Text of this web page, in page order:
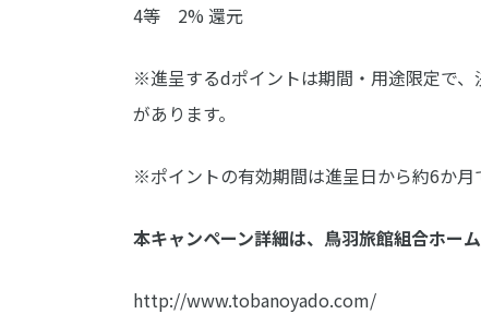
4等 2% 還元
※進呈するdポイントは期間・用途限定で
があります。
※ポイントの有効期間は進呈日から約6か月
本キャンペーン詳細は、鳥羽旅館組合ホー
http://www.tobanoyado.com/